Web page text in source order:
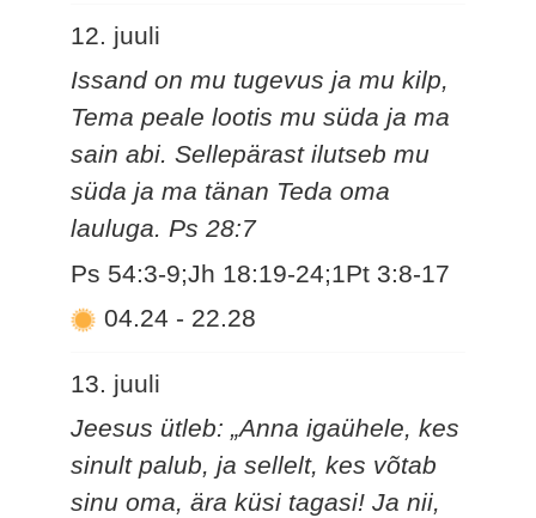
12. juuli
Issand on mu tugevus ja mu kilp,
Tema peale lootis mu süda ja ma
sain abi. Sellepärast ilutseb mu
süda ja ma tänan Teda oma
lauluga. Ps 28:7
Ps 54:3-9;Jh 18:19-24;1Pt 3:8-17
04.24 - 22.28
13. juuli
Jeesus ütleb: „Anna igaühele, kes
sinult palub, ja sellelt, kes võtab
sinu oma, ära küsi tagasi! Ja nii,